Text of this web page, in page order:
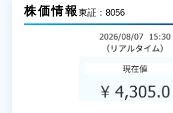
株価情報東証：8056